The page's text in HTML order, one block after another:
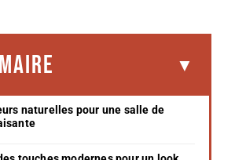
naturelles pour une salle de